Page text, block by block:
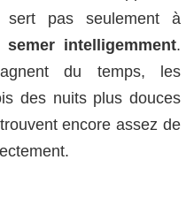
pas seulement à
semer intelligemment.
du temps, les
des nuits plus douces
encore assez de